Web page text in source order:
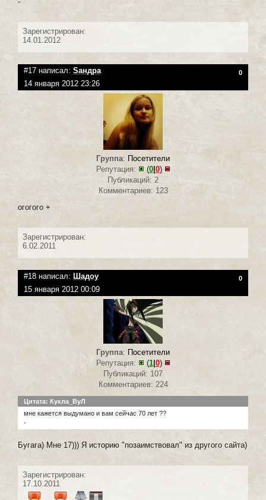
Зарегистрирован:
14.01.2012
#17 написал: Sандра 0
14 января 2012 23:26
Группа: Посетители
Репутация:
(0| 0)
Публикаций: 2
Комментариев: 123
огогого +
Зарегистрирован:
6.02.2011
#18 написал: Шадоу 0
15 января 2012 00:09
Группа: Посетители
Репутация:
(1| 0)
Публикаций: 107
Комментариев: 224
Цитата: Кукла_ВуЛ
мне кажется выдумано и вам сейчас 70 лет ??
-
Бугага) Мне 17))) Я историю "позаимствовал" из другого сайта)
Зарегистрирован:
17.10.2011